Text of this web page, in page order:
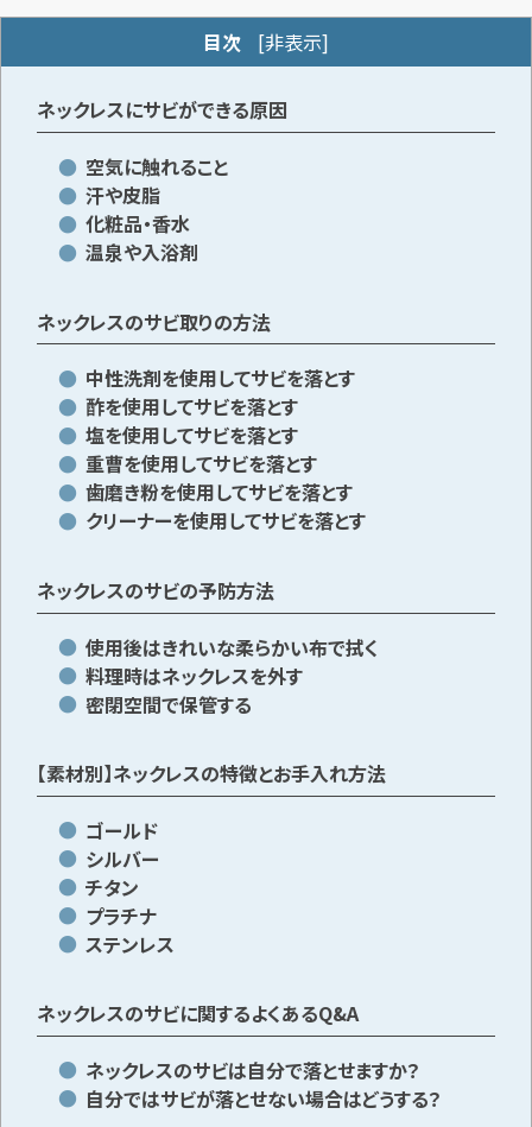
最短1分！今すぐ査定金額をお伝えいたします
まずは
メールで無料相談する
目次 [非表示]
ネックレスにサビができる原因
空気に触れること
汗や皮脂
化粧品・香水
温泉や入浴剤
ネックレスのサビ取りの方法
中性洗剤を使用してサビを落とす
酢を使用してサビを落とす
塩を使用してサビを落とす
重曹を使用してサビを落とす
歯磨き粉を使用してサビを落とす
クリーナーを使用してサビを落とす
ネックレスのサビの予防方法
使用後はきれいな柔らかい布で拭く
料理時はネックレスを外す
密閉空間で保管する
【素材別】ネックレスの特徴とお手入れ方法
ゴールド
シルバー
チタン
プラチナ
ステンレス
ネックレスのサビに関するよくあるQ&A
ネックレスのサビは自分で落とせますか？
自分ではサビが落とせない場合はどうする？